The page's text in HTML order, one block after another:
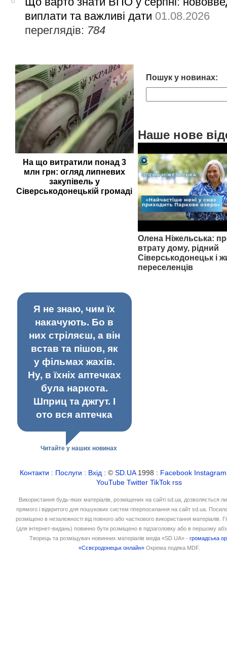
виплати та важливі дати 01.08.2026
переглядів: 784
На що витратили понад 3
млн грн: огляд липневих
закупівель у
Сіверськодонецькій громаді
Пошук у новинах:
Наше нове
Олена Ніжельська:
втрату дому, рідний
Сіверськодонецьк і
переселенців
Я не знаю, чим їх
накачують. Бо в
них стріляєш, а він
встав та пішов, як
у фільмах жахів.
Ну, в їхніх аптечках
була наркота.
Шприц та джгут. І
ото вся аптечка
Читайте у наших новинах
Контакти : Послуги : Вхід : ©SD.UA1998 : Facebook Instagram
YouTube Twitter TikTok rss
Використання будь-яких матеріалів, розміщених на сайті sd.ua, дозволяється
прямого і відкритого для пошукових систем гіперпосилання на сайт sd.ua.
розміщено в незалежності від повного або часткового використання матеріалів.
(для інтернет-видань) повинно бути розміщено в підзаголовку або в першому
Творець та розміщувач новинних матеріалів медіа «SD.UA» -громадська
«Сєвєродонецьк онлайн» Окрема подяка MDF.